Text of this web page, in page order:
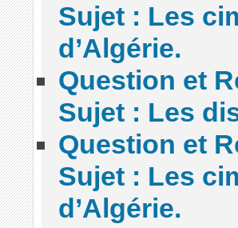
Sujet : Les
d’Algérie.
Question et
Sujet : Les
Question et
Sujet : Les
d’Algérie.